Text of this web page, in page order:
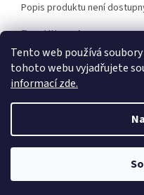
Tento web používá
tohoto webu vyjadřujete
informací zde.
Popis produktu není
Doplňkové
Kategorie:
Brzdové
Značka vozidla:
Mitsubishi